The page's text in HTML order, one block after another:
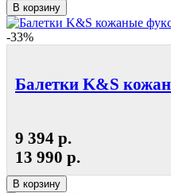
В корзину
-33%
Балетки K&S
9 394 р.
13 990 р.
В корзину